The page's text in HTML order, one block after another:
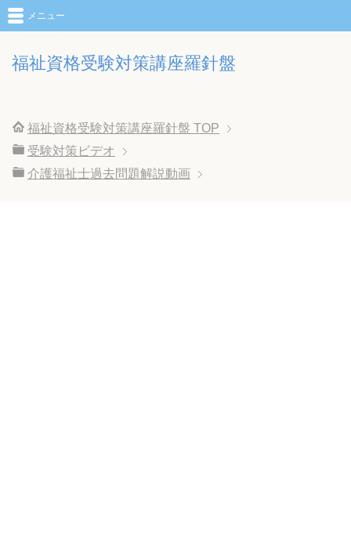
福祉資格受験対策講座羅針盤
メニュー
福祉資格受験対策講座羅針盤 TOP
受験対策ビデオ
介護福祉士過去問題解説動画